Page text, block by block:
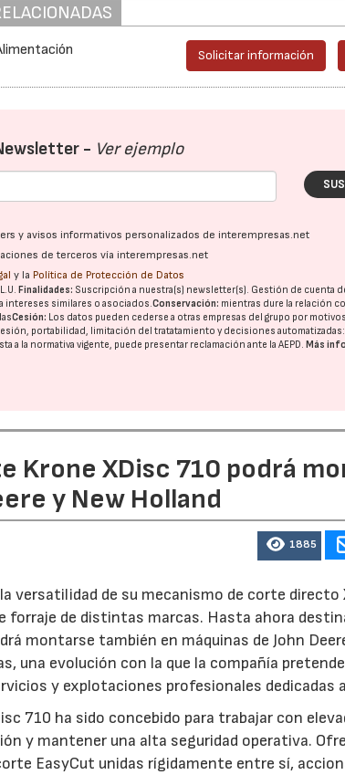
Solicitar información
- Ver ejemplo
y avisos informativos personalizados de interempresas.net
de terceros vía interempresas.net
y la Política de Protección de Datos
Finalidades: Suscripción a nuestra(s) newsletter(s). Gestión de cuenta
intereses similares o asociados.Conservación: mientras dure la relación
Cesión: Los datos pueden cederse a otras empresas del grupo por
portabilidad, limitación del tratatamiento y decisiones automatizadas:
a la normativa vigente, puede presentar reclamación ante laAEPD.Más
Krone XDisc 710 podrá
y New Holland
1885
versatilidad de su mecanismo de corte directo
forraje de distintas marcas. Hasta ahora
montarse también en máquinas de John
una evolución con la que la compañía
y explotaciones profesionales dedicadas
710 ha sido concebido para trabajar con
y mantener una alta seguridad operativa.
EasyCut unidas rígidamente entre sí,